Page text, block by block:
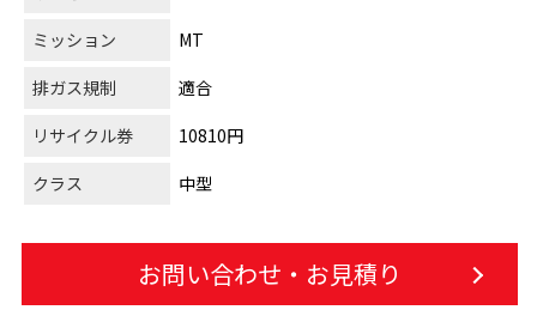
ミッション
MT
排ガス規制
適合
リサイクル券
10810円
クラス
中型
お問い合わせ・お見積り